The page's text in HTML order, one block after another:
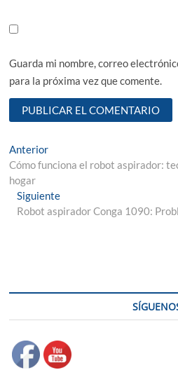
Guarda mi nombre, correo
para la próxima vez que comente.
Navegación
de
entradas
AnteriorEntrada
anterior:
Cómo funciona el robot aspirador:
hogar
SiguienteEntrada
siguiente:
Robot aspirador Conga 1090: